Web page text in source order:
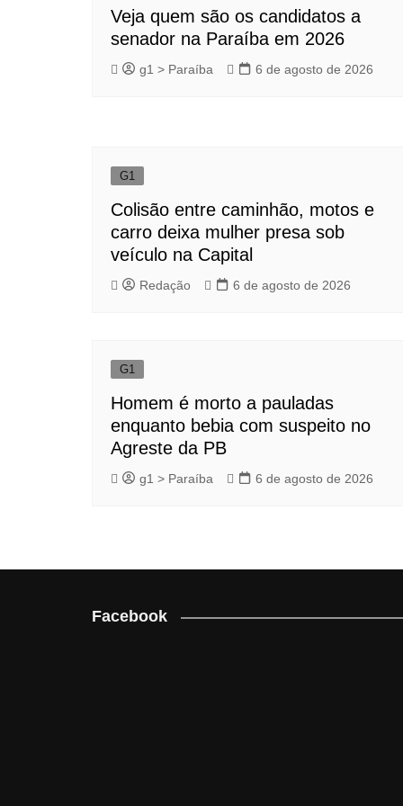
Veja quem são os candidatos a
senador na Paraíba em 2026
g1 > Paraíba 6 de agosto de 2026
G1
Colisão entre caminhão, motos e
carro deixa mulher presa sob
veículo na Capital
Redação 6 de agosto de 2026
G1
Homem é morto a pauladas
enquanto bebia com suspeito no
Agreste da PB
g1 > Paraíba 6 de agosto de 2026
Facebook